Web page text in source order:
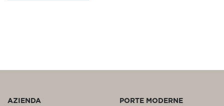
AZIENDA
PORTE MODERNE